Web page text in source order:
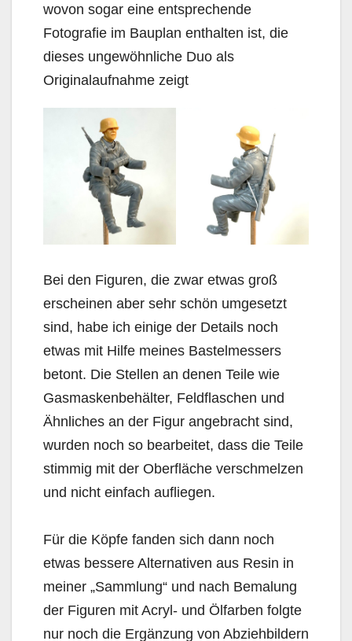
wovon sogar eine entsprechende
Fotografie im Bauplan enthalten ist, die
dieses ungewöhnliche Duo als
Originalaufnahme zeigt
Bei den Figuren, die zwar etwas groß
erscheinen aber sehr schön umgesetzt
sind, habe ich einige der Details noch
etwas mit Hilfe meines Bastelmessers
betont. Die Stellen an denen Teile wie
Gasmaskenbehälter, Feldflaschen und
Ähnliches an der Figur angebracht sind,
wurden noch so bearbeitet, dass die Teile
stimmig mit der Oberfläche verschmelzen
und nicht einfach aufliegen.
Für die Köpfe fanden sich dann noch
etwas bessere Alternativen aus Resin in
meiner „Sammlung“ und nach Bemalung
der Figuren mit Acryl- und Ölfarben folgte
nur noch die Ergänzung von Abziehbildern